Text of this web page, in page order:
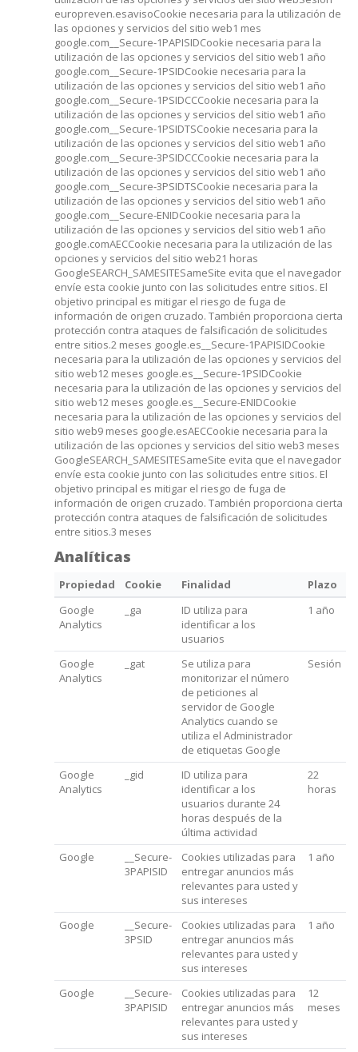
europreven.esavisoCookie necesaria para la utilización de
las opciones y servicios del sitio web1 mes
google.com__Secure-1PAPISIDCookie necesaria para la
utilización de las opciones y servicios del sitio web1 año
google.com__Secure-1PSIDCookie necesaria para la
utilización de las opciones y servicios del sitio web1 año
google.com__Secure-1PSIDCCCookie necesaria para la
utilización de las opciones y servicios del sitio web1 año
google.com__Secure-1PSIDTSCookie necesaria para la
utilización de las opciones y servicios del sitio web1 año
google.com__Secure-3PSIDCCCookie necesaria para la
utilización de las opciones y servicios del sitio web1 año
google.com__Secure-3PSIDTSCookie necesaria para la
utilización de las opciones y servicios del sitio web1 año
google.com__Secure-ENIDCookie necesaria para la
utilización de las opciones y servicios del sitio web1 año
google.comAECCookie necesaria para la utilización de las
opciones y servicios del sitio web21 horas
GoogleSEARCH_SAMESITESameSite evita que el navegador
envíe esta cookie junto con las solicitudes entre sitios. El
objetivo principal es mitigar el riesgo de fuga de
información de origen cruzado. También proporciona cierta
protección contra ataques de falsificación de solicitudes
entre sitios.2 meses google.es__Secure-1PAPISIDCookie
necesaria para la utilización de las opciones y servicios del
sitio web12 meses google.es__Secure-1PSIDCookie
necesaria para la utilización de las opciones y servicios del
sitio web12 meses google.es__Secure-ENIDCookie
necesaria para la utilización de las opciones y servicios del
sitio web9 meses google.esAECCookie necesaria para la
utilización de las opciones y servicios del sitio web3 meses
GoogleSEARCH_SAMESITESameSite evita que el navegador
envíe esta cookie junto con las solicitudes entre sitios. El
objetivo principal es mitigar el riesgo de fuga de
información de origen cruzado. También proporciona cierta
protección contra ataques de falsificación de solicitudes
entre sitios.3 meses
Analíticas
Propiedad Cookie Finalidad
Plazo
Google
Analytics
_ga
ID utiliza para
identificar a los
usuarios
1 año
Google
Analytics
_gat
Se utiliza para
monitorizar el número
de peticiones al
servidor de Google
Analytics cuando se
utiliza el Administrador
de etiquetas Google
Sesión
Google
Analytics
_gid
ID utiliza para
identificar a los
usuarios durante 24
horas después de la
última actividad
22
horas
Google
__Secure-
3PAPISID
Cookies utilizadas para
entregar anuncios más
relevantes para usted y
sus intereses
1 año
Google
__Secure-
3PSID
Cookies utilizadas para
entregar anuncios más
relevantes para usted y
sus intereses
1 año
Google
__Secure-
3PAPISID
Cookies utilizadas para
entregar anuncios más
relevantes para usted y
sus intereses
12
meses